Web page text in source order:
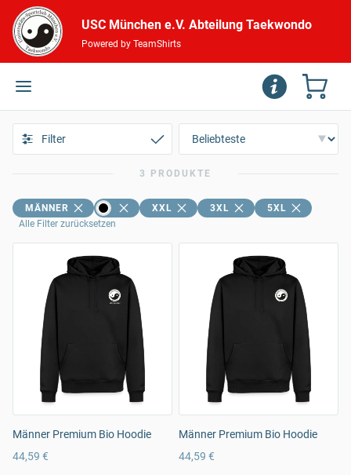
USC München e.V. Abteilung Taekwondo
Powered by TeamShirts
Filter
3 PRODUKTE
MÄNNER XXL 3XL
5XL
Alle Filter zurücksetzen
Männer Premium Bio Hoodie
44,59 €
Männer Premium Bio Hoodie
44,59 €